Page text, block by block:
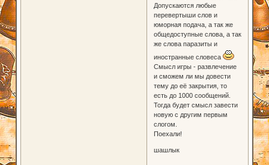
Допускаются любые
перевертыши слов и
юморная подача, а так же
общедоступные слова, а так
же слова паразиты и
иностранные словеса
Смысл игры - развлечение
и сможем ли мы довести
тему до её закрытия, то
есть до 1000 сообщений.
Тогда будет смысл завести
новую с другим первым
слогом.
Поехали!
шашлык